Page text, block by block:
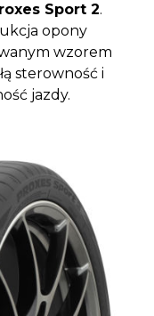
Sport 2.
opony
wzorem
sterowność i
jazdy.